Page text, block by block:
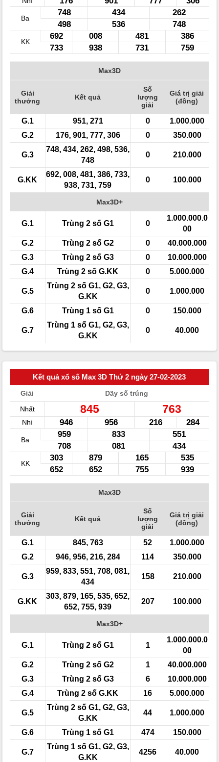
Ba
748 434
262
498
536 748
KK
692 008 481
386
733
938 731 759
Max3D
Giải
thưởng
Kết quả
Số
lượng
giải
Giá trị giải
(đồng)
G.1 951, 271 0
1.000.000
G.2
176, 901, 777, 306 0 350.000
G.3
748, 434, 262, 498, 536,
748
0 210.000
G.KK
692, 008, 481, 386, 733,
938, 731, 759
0 100.000
Max3D+
G.1 Trùng 2 số G1 0
1.000.000.0
00
G.2
Trùng 2 số G2 0
40.000.000
G.3
Trùng 2 số G3 0
10.000.000
G.4
Trùng 2 số G.KK 0 5.000.000
G.5
Trùng 2 số G1, G2, G3,
G.KK
0 1.000.000
G.6 Trùng 1 số G1 0 150.000
G.7
Trùng 1 số G1, G2, G3,
G.KK
0 40.000
Kết quả xổ số Max 3D Thứ 2 ngày 27-02-2023
Giải
Dãy số trúng
Nhất
845 763
Nhì 946 956 216 284
Ba
959 833
551
708
081 434
KK
303 879 165
535
652
652 755 939
Max3D
Giải
thưởng
Kết quả
Số
lượng
giải
Giá trị giải
(đồng)
G.1 845, 763 52
1.000.000
G.2
946, 956, 216, 284 114 350.000
G.3
959, 833, 551, 708, 081,
434
158 210.000
G.KK
303, 879, 165, 535, 652,
652, 755, 939
207 100.000
Max3D+
G.1 Trùng 2 số G1 1
1.000.000.0
00
G.2
Trùng 2 số G2 1
40.000.000
G.3
Trùng 2 số G3 6
10.000.000
G.4
Trùng 2 số G.KK 16 5.000.000
G.5
Trùng 2 số G1, G2, G3,
G.KK
44 1.000.000
G.6 Trùng 1 số G1 474 150.000
G.7
Trùng 1 số G1, G2, G3,
G.KK
4256 40.000